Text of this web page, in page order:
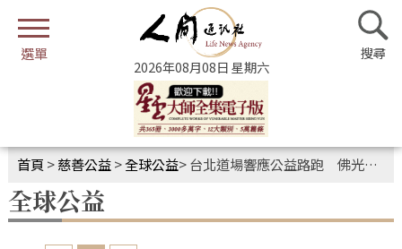
2026年08月08日 星期六
首頁 >慈善公益>全球公益>台北道場響應公益路跑 佛光人跑出幸福人生
全球公益